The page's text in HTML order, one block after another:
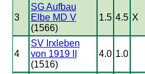
3
SG Aufbau
Elbe MD V
(1566)
1.5 4.5 X
4
SV Irxleben
von 1919 II
(1516)
4.0 1.0